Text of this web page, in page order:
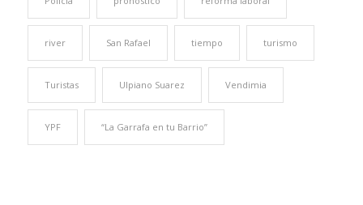
river San Rafael tiempo turismo
Turistas Ulpiano Suarez Vendimia
YPF “La Garrafa en tu Barrio”